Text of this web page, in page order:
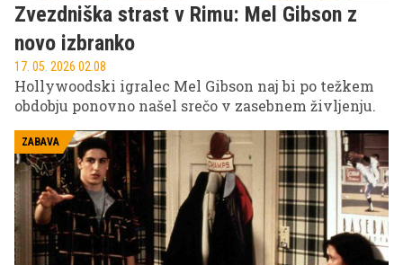
Zvezdniška strast v Rimu: Mel Gibson z
novo izbranko
17. 05. 2026 02.08
Hollywoodski igralec Mel Gibson naj bi po težkem
obdobju ponovno našel srečo v zasebnem življenju.
ZABAVA